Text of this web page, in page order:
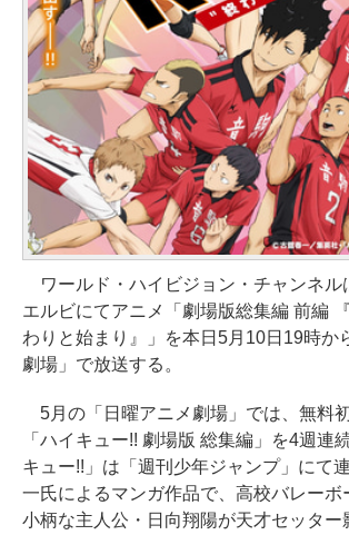
ワールド・ハイビジョン・チャンネル
エルビにてアニメ「劇場版総集編 前編
わりと始まり』」を本日5月10日19時か
劇場」で放送する。
5月の「日曜アニメ劇場」では、無料
「ハイキュー!! 劇場版 総集編」を4週連
キュー!!」は「週刊少年ジャンプ」にて
一氏によるマンガ作品で、高校バレーボ
小柄な主人公・日向翔陽が天才セッター